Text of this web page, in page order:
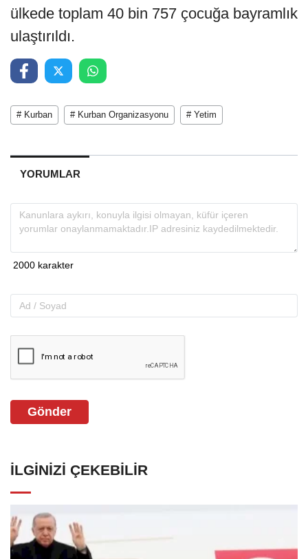
ülkede toplam 40 bin 757 çocuğa bayramlık
ulaştırıldı.
# Kurban # Kurban Organizasyonu # Yetim
YORUMLAR
Gönder
İLGINIZI ÇEKEBILIR